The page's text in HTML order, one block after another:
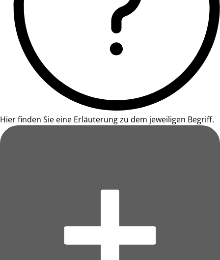
Hier finden Sie eine Erläuterung zu dem jeweiligen Begriff.